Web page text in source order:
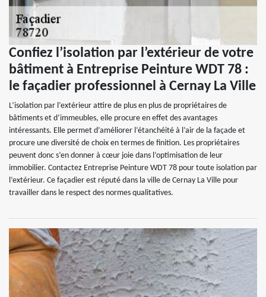
Confiez l’isolation par l’extérieur de votre
bâtiment à Entreprise Peinture WDT 78 :
le façadier professionnel à Cernay La Ville
L’isolation par l’extérieur attire de plus en plus de propriétaires de
bâtiments et d’immeubles, elle procure en effet des avantages
intéressants. Elle permet d’améliorer l’étanchéité à l’air de la façade et
procure une diversité de choix en termes de finition. Les propriétaires
peuvent donc s’en donner à cœur joie dans l’optimisation de leur
immobilier. Contactez Entreprise Peinture WDT 78 pour toute isolation par
l’extérieur. Ce façadier est réputé dans la ville de Cernay La Ville pour
travailler dans le respect des normes qualitatives.